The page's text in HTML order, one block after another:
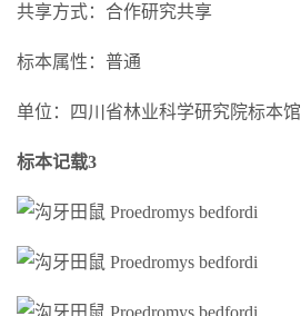
共享方式：合作研究共享
标本属性：普通
单位：四川省林业科学研究院标本馆
标本记载3